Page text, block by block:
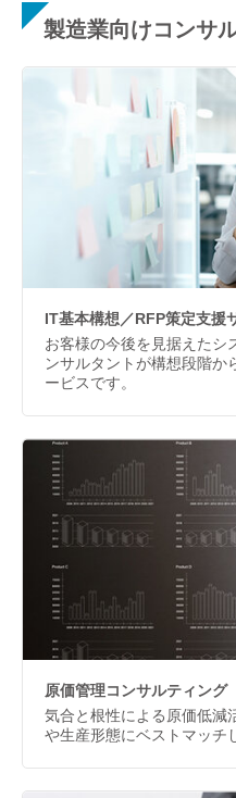
製造業向けコンサ
IT基本構想／RFP策定支援
お客様の今後を見据えたシ
ンサルタントが構想段階か
ービスです。
原価管理コンサルティング
気合と根性による原価低
や生産形態にベストマッチ